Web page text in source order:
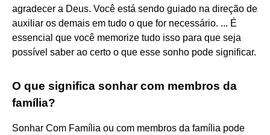
agradecer a Deus. Você está sendo guiado na direção de
auxiliar os demais em tudo o que for necessário. ... É
essencial que você memorize tudo isso para que seja
possível saber ao certo o que esse sonho pode significar.
O que significa sonhar com membros da
família?
Sonhar Com Família ou com membros da família pode